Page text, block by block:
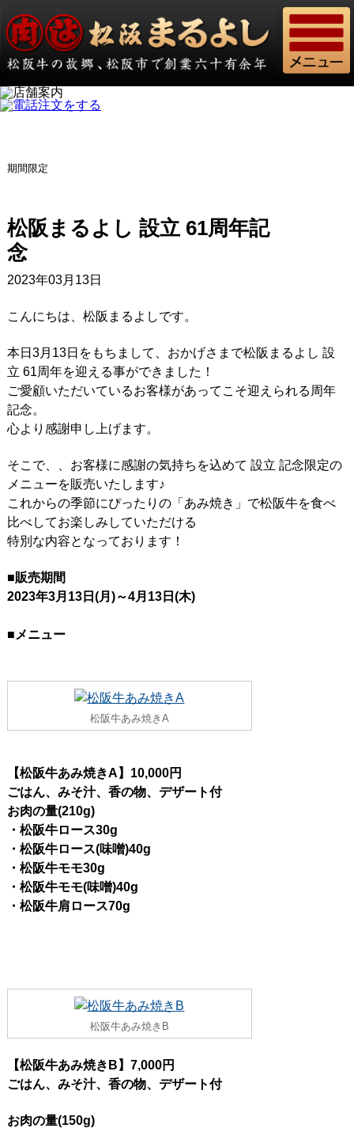
期間限定
松阪まるよし 設立 61周年記
2023年03月13日
こんにちは、松阪まるよしです。
本日3月13日をもちまして、おかげさまで松阪まるよし 設
立 61周年を迎える事ができました！
ご愛顧いただいているお客様があってこそ迎えられる周年
記念。
心より感謝申し上げます。
そこで、、お客様に感謝の気持ちを込めて 設立 記念限定の
メニューを販売いたします♪
これからの季節にぴったりの「あみ焼き」で松阪牛を食べ
比べしてお楽しみしていただける
特別な内容となっております！
■販売期間
2023年3月13日(月)～4月13日(木)
■メニュー
松阪牛あみ焼きA
【松阪牛あみ焼きA】10,000円
ごはん、みそ汁、香の物、デザート付
お肉の量(210g)
・松阪牛ロース30g
・松阪牛ロース(味噌)40g
・松阪牛モモ30g
・松阪牛モモ(味噌)40g
・松阪牛肩ロース70g
松阪牛あみ焼きB
【松阪牛あみ焼きB】7,000円
ごはん、みそ汁、香の物、デザート付
お肉の量(150g)